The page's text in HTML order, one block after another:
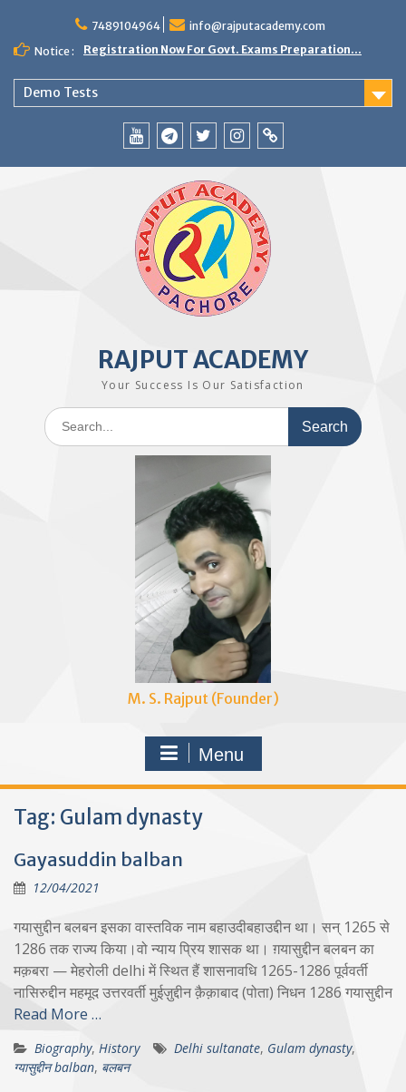
content
7489104964
info@rajputacademy.com
Notice :
Registration Now For Govt. Exams Preparation...
Demo Tests
RAJPUT ACADEMY
Your Success Is Our Satisfaction
Search
for:
M. S. Rajput (Founder)
Menu
Tag: Gulam dynasty
Gayasuddin balban
12/04/2021
गयासुद्दीन बलबन इसका वास्तविक नाम बहाउदीबहाउद्दीन था। सन् 1265 से
1286 तक राज्य किया।वो न्याय प्रिय शासक था। ग़यासुद्दीन बलबन का
मक़बरा — मेहरोली delhi में स्थित हैं शासनावधि 1265-1286 पूर्ववर्ती
नासिरुद्दीन महमूद उत्तरवर्ती मुईज़ुद्दीन क़ैक़ाबाद (पोता) निधन 1286 गयासुद्दीन
Read More …
Biography, History Delhi sultanate, Gulam dynasty,
ग्यासुद्दीन balban, बलबन